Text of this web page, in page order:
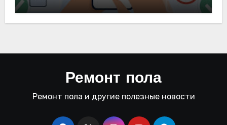
автоплатеж на карте и в банке
Ремонт пола
Ремонт пола и другие полезные новости